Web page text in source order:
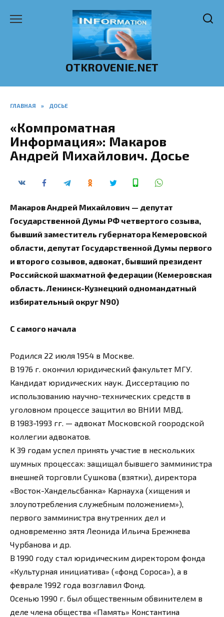
OTKROVENIE.NET
ГЛАВНАЯ » ДОСЬЕ
«Компроматная
Информация»: Макаров
Андрей Михайлович. Досье
Макаров Андрей Михайлович — депутат
Государственной Думы РФ четвертого созыва,
бывший заместитель губернатора Кемеровской
области, депутат Государственной Думы первого
и второго созывов, адвокат, бывший президент
Российской шахматной федерации (Кемеровская
область. Ленинск-Кузнецкий одномандатный
избирательный округ N90)
С самого начала
Родился 22 июля 1954 в Москве.
В 1976 г. окончил юридический факультет МГУ.
Кандидат юридических наук. Диссертацию по
использованию научно-технических средств в
уголовном процессе защитил во ВНИИ МВД.
В 1983-1993 гг. — адвокат Московской гоородской
коллегии адвокатов.
К 39 годам успел принять участие в нескольких
шумных процессах: защищал бывшего замминистра
внешней торговли Сушкова (взятки), директора
«Восток-Хандельсбанка» Карнауха (хищения и
злоупотребления служебным положением»),
первого замминистра внутренних дел и
одновременно зятя Леонида Ильича Брежнева
Чурбанова и др.
В 1990 году стал юридическим директором фонда
«Культурная инициатива» («фонд Сороса»), а в
феврале 1992 года возглавил Фонд.
Осенью 1990 г. был общественным обвинителем в
деле члена общества «Память» Константина